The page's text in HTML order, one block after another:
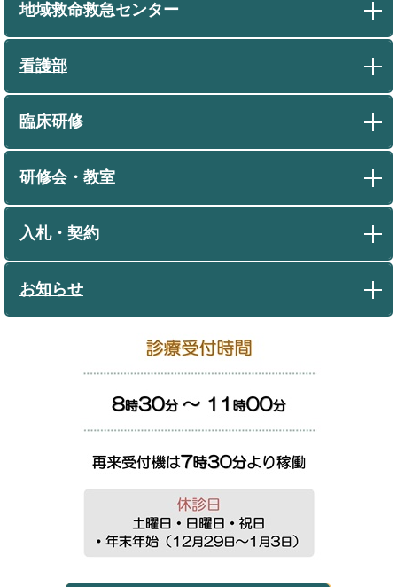
地域救命救急センター
看護部
臨床研修
研修会・教室
入札・契約
お知らせ